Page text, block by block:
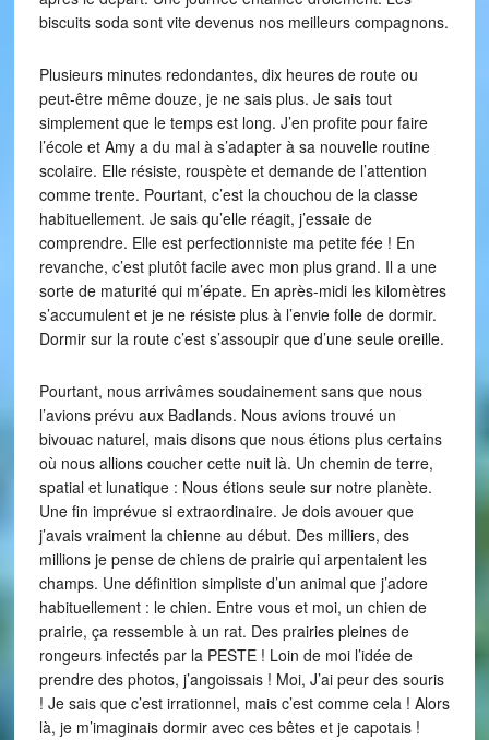
biscuits soda sont vite devenus nos meilleurs compagnons.
Plusieurs minutes redondantes, dix heures de route ou
peut-être même douze, je ne sais plus. Je sais tout
simplement que le temps est long. J’en profite pour faire
l’école et Amy a du mal à s’adapter à sa nouvelle routine
scolaire. Elle résiste, rouspète et demande de l’attention
comme trente. Pourtant, c’est la chouchou de la classe
habituellement. Je sais qu’elle réagit, j’essaie de
comprendre. Elle est perfectionniste ma petite fée ! En
revanche, c’est plutôt facile avec mon plus grand. Il a une
sorte de maturité qui m’épate. En après-midi les kilomètres
s’accumulent et je ne résiste plus à l’envie folle de dormir.
Dormir sur la route c’est s’assoupir que d’une seule oreille.
Pourtant, nous arrivâmes soudainement sans que nous
l’avions prévu aux Badlands. Nous avions trouvé un
bivouac naturel, mais disons que nous étions plus certains
où nous allions coucher cette nuit là. Un chemin de terre,
spatial et lunatique : Nous étions seule sur notre planète.
Une fin imprévue si extraordinaire. Je dois avouer que
j’avais vraiment la chienne au début. Des milliers, des
millions je pense de chiens de prairie qui arpentaient les
champs. Une définition simpliste d’un animal que j’adore
habituellement : le chien. Entre vous et moi, un chien de
prairie, ça ressemble à un rat. Des prairies pleines de
rongeurs infectés par la PESTE ! Loin de moi l’idée de
prendre des photos, j’angoissais ! Moi, J’ai peur des souris
! Je sais que c’est irrationnel, mais c’est comme cela ! Alors
là, je m’imaginais dormir avec ces bêtes et je capotais !